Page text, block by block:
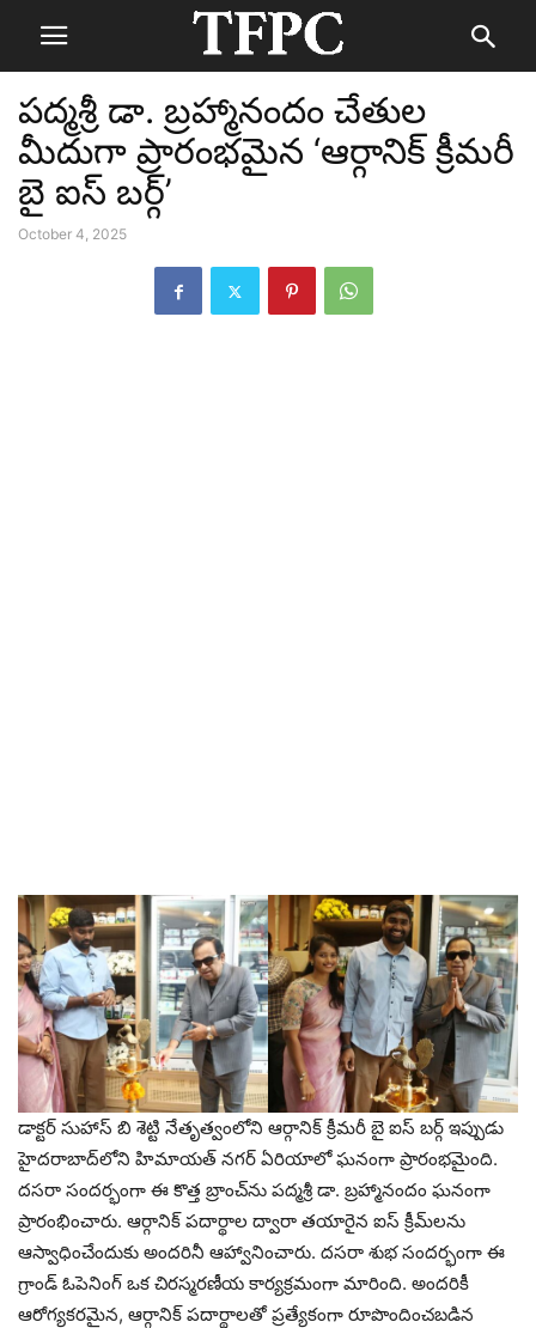
పద్మశ్రీ డా. బ్రహ్మానందం చేతుల
మీదుగా ప్రారంభమైన ‘ఆర్గానిక్ క్రీమరీ
బై ఐస్ బర్గ్’
October 4, 2025
డాక్టర్ సుహాస్ బి శెట్టి నేతృత్వంలోని ఆర్గానిక్ క్రీమరీ బై ఐస్ బర్గ్ ఇప్పుడు
హైదరాబాద్‌లోని హిమాయత్ నగర్ ఏరియాలో ఘనంగా ప్రారంభమైంది.
దసరా సందర్భంగా ఈ కొత్త బ్రాంచ్‌ను పద్మశ్రీ డా. బ్రహ్మానందం ఘనంగా
ప్రారంభించారు. ఆర్గానిక్ పదార్థాల ద్వారా తయారైన ఐస్ క్రీమ్‌లను
ఆస్వాధించేందుకు అందరినీ ఆహ్వానించారు. దసరా శుభ సందర్భంగా ఈ
గ్రాండ్ ఓపెనింగ్ ఒక చిరస్మరణీయ కార్యక్రమంగా మారింది. అందరికీ
ఆరోగ్యకరమైన, ఆర్గానిక్ పదార్థాలతో ప్రత్యేకంగా రూపొందించబడిన